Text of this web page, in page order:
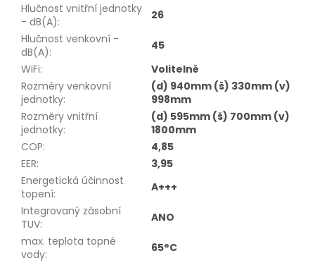
Hlučnost vnitřní jednotky
- dB(A):
26
Hlučnost venkovní -
dB(A):
45
WiFi:
Volitelně
Rozměry venkovní
jednotky:
(d) 940mm (š) 330mm (v)
998mm
Rozměry vnitřní
jednotky:
(d) 595mm (š) 700mm (v)
1800mm
COP:
4,85
EER:
3,95
Energetická účinnost
topení:
A+++
Integrovaný zásobní
TUV:
ANO
max. teplota topné
vody:
65°C